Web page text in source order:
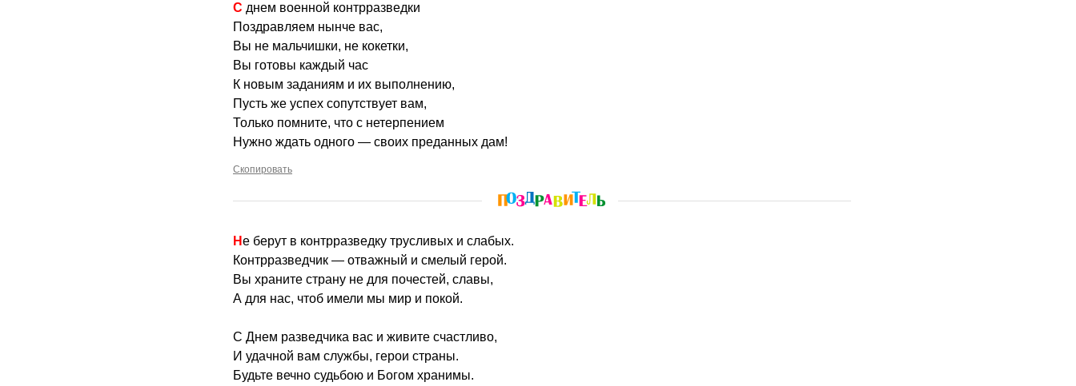
С днем военной контрразведки
Поздравляем нынче вас,
Вы не мальчишки, не кокетки,
Вы готовы каждый час
К новым заданиям и их выполнению,
Пусть же успех сопутствует вам,
Только помните, что с нетерпением
Нужно ждать одного — своих преданных дам!
Скопировать
Не берут в контрразведку трусливых и слабых.
Контрразведчик — отважный и смелый герой.
Вы храните страну не для почестей, славы,
А для нас, чтоб имели мы мир и покой.
С Днем разведчика вас и живите счастливо,
И удачной вам службы, герои страны.
Будьте вечно судьбою и Богом хранимы.